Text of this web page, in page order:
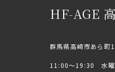
HF-AGE
群馬県高崎市あら町
11:00〜19:30 水曜